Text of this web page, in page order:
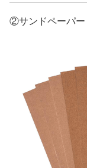
②サンドペーパー